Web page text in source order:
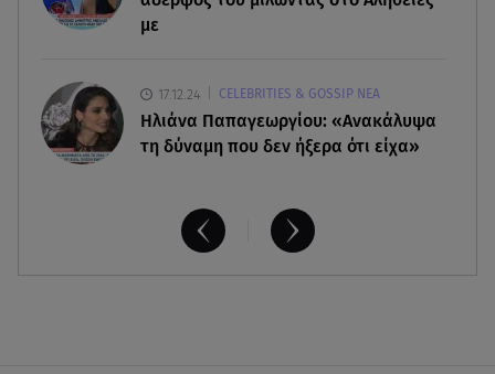
με
17.12.24 CELEBRITIES & GOSSIP ΝΕΑ
Ηλιάνα Παπαγεωργίου: «Ανακάλυψα
τη δύναμη που δεν ήξερα ότι είχα»